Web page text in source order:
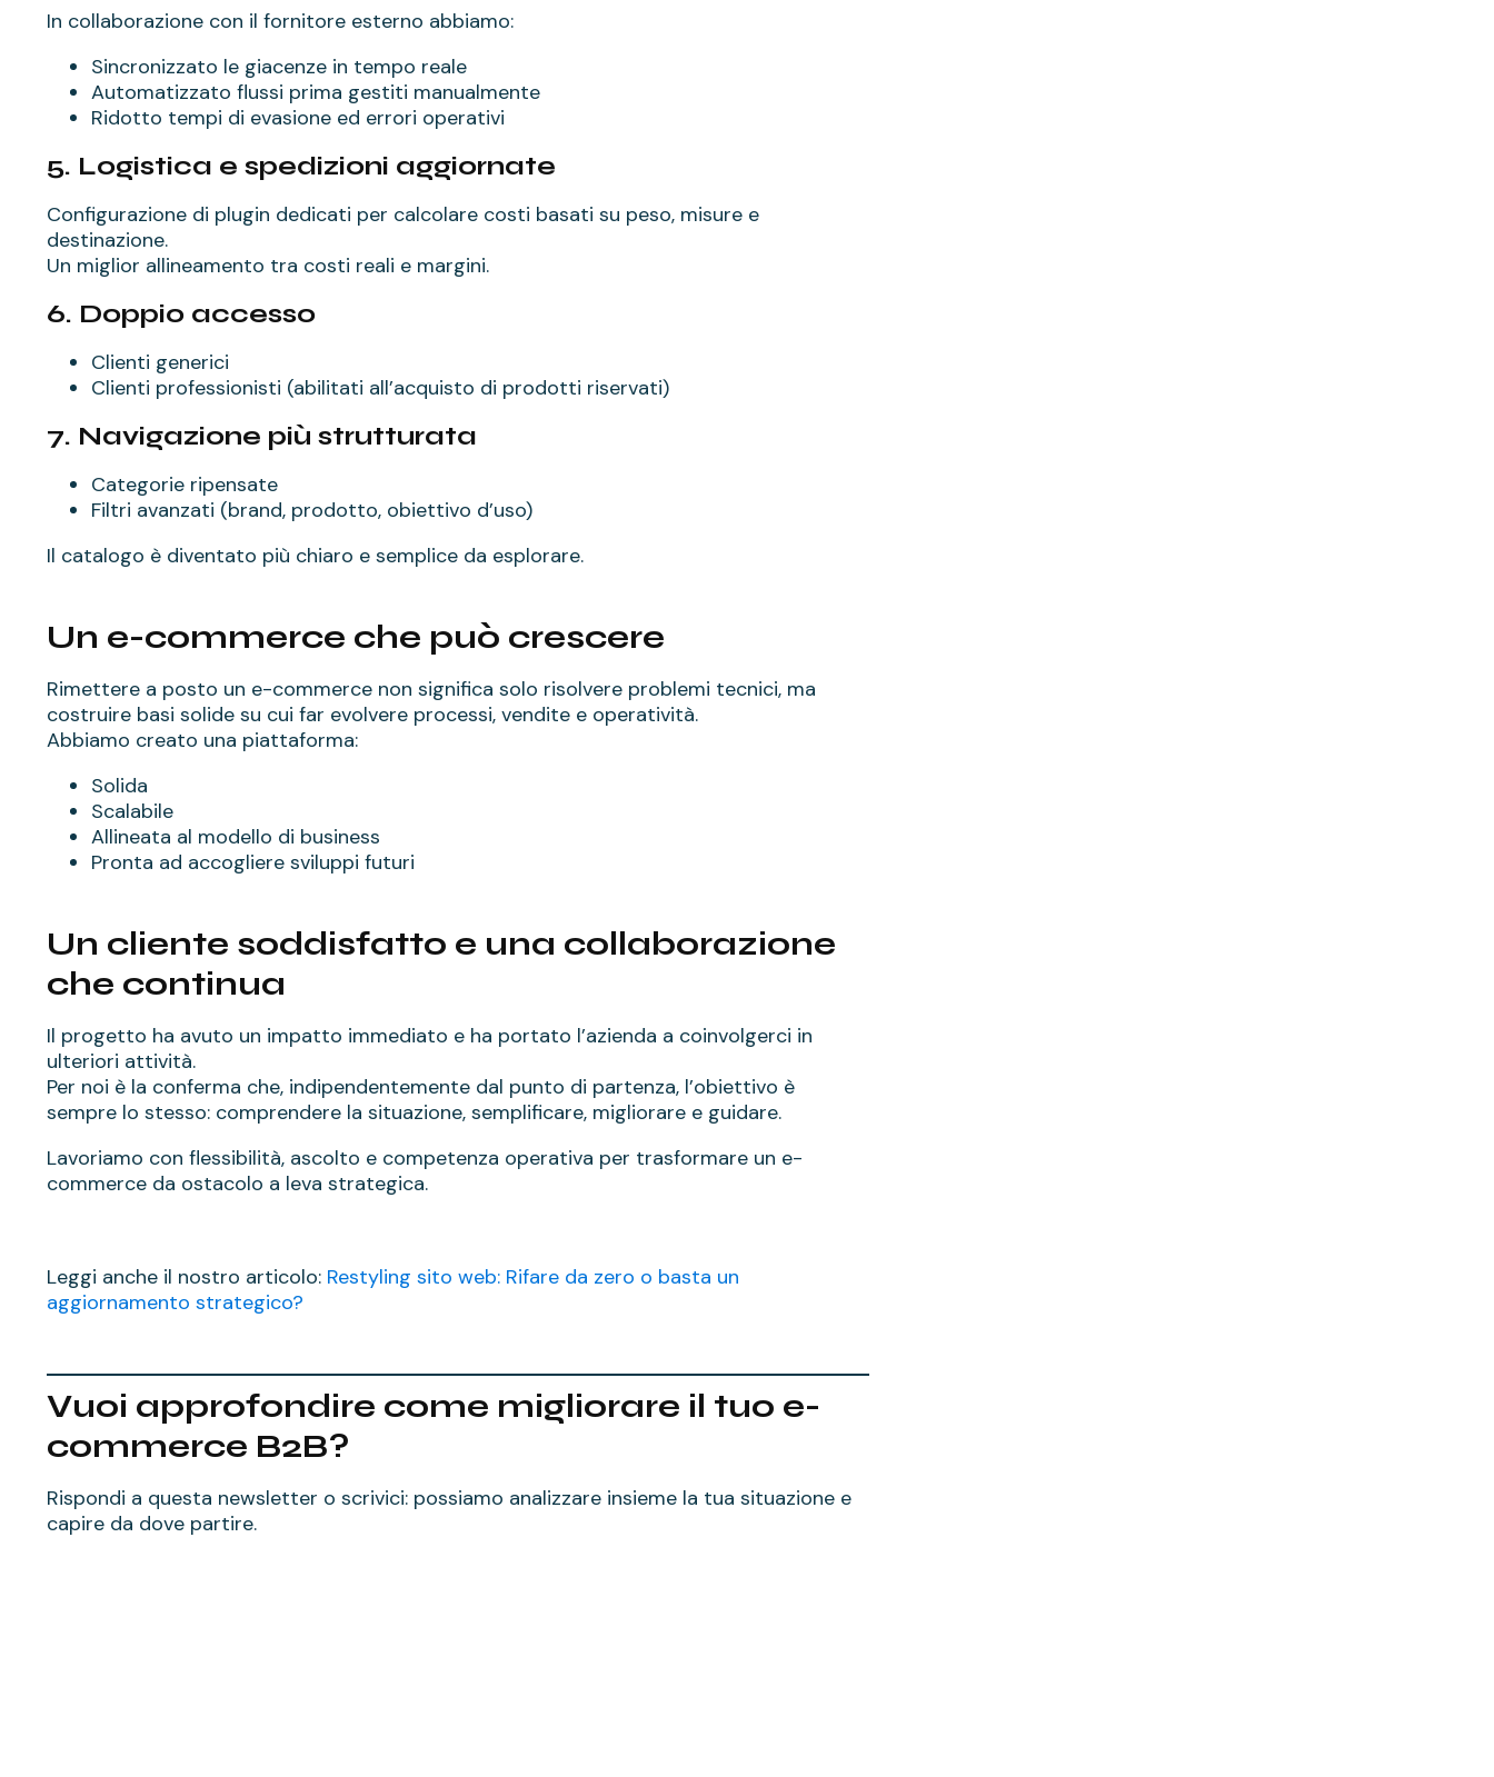
In collaborazione con il fornitore esterno abbiamo:
Sincronizzato le giacenze in tempo reale
Automatizzato flussi prima gestiti manualmente
Ridotto tempi di evasione ed errori operativi
5. Logistica e spedizioni aggiornate
Configurazione di plugin dedicati per calcolare costi basati su peso, misure e
destinazione.
Un miglior allineamento tra costi reali e margini.
6. Doppio accesso
Clienti generici
Clienti professionisti (abilitati all’acquisto di prodotti riservati)
7. Navigazione più strutturata
Categorie ripensate
Filtri avanzati (brand, prodotto, obiettivo d’uso)
Il catalogo è diventato più chiaro e semplice da esplorare.
Un e-commerce che può crescere
Rimettere a posto un e-commerce non significa solo risolvere problemi tecnici, ma
costruire basi solide su cui far evolvere processi, vendite e operatività.
Abbiamo creato una piattaforma:
Solida
Scalabile
Allineata al modello di business
Pronta ad accogliere sviluppi futuri
Un cliente soddisfatto e una collaborazione
che continua
Il progetto ha avuto un impatto immediato e ha portato l’azienda a coinvolgerci in
ulteriori attività.
Per noi è la conferma che, indipendentemente dal punto di partenza, l’obiettivo è
sempre lo stesso: comprendere la situazione, semplificare, migliorare e guidare.
Lavoriamo con flessibilità, ascolto e competenza operativa per trasformare un e-
commerce da ostacolo a leva strategica.
Leggi anche il nostro articolo: Restyling sito web: Rifare da zero o basta un
aggiornamento strategico?
Vuoi approfondire come migliorare il tuo e-
commerce B2B?
Rispondi a questa newsletter o scrivici: possiamo analizzare insieme la tua situazione e
capire da dove partire.